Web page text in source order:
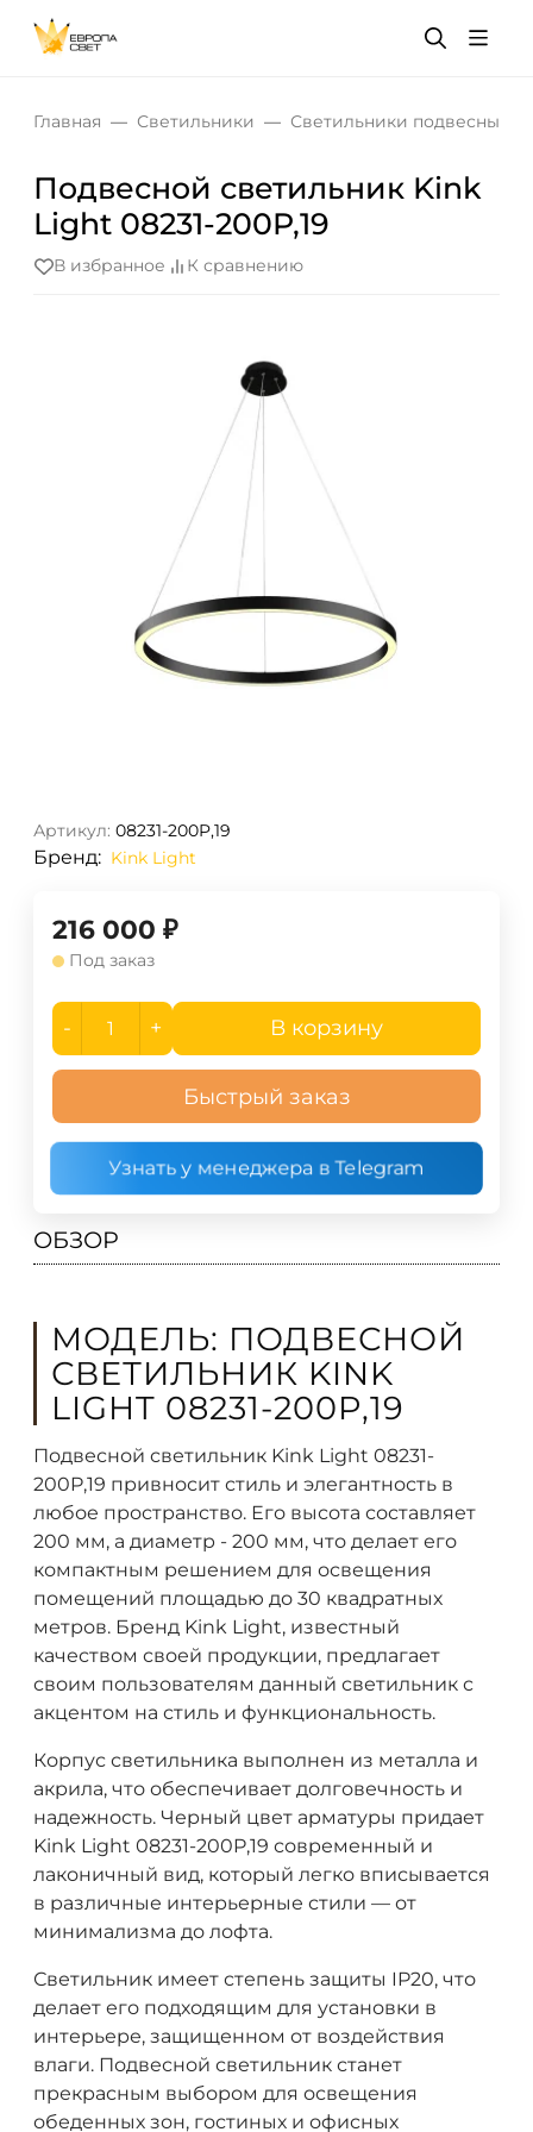
Главная Светильники Светильники подвесные
Подвесной светильник Kink
Light 08231-200P,19
В избранное К сравнению
Артикул: 08231-200P,19
Бренд: Kink Light
216 000 ₽
Под заказ
- + В корзину
Быстрый заказ
Узнать у менеджера в Telegram
ОБЗОР
МОДЕЛЬ: ПОДВЕСНОЙ
СВЕТИЛЬНИК KINK
LIGHT 08231-200P,19
Подвесной светильник Kink Light 08231-
200P,19 привносит стиль и элегантность в
любое пространство. Его высота составляет
200 мм, а диаметр - 200 мм, что делает его
компактным решением для освещения
помещений площадью до 30 квадратных
метров. Бренд Kink Light, известный
качеством своей продукции, предлагает
своим пользователям данный светильник с
акцентом на стиль и функциональность.
Корпус светильника выполнен из металла и
акрила, что обеспечивает долговечность и
надежность. Черный цвет арматуры придает
Kink Light 08231-200P,19 современный и
лаконичный вид, который легко вписывается
в различные интерьерные стили — от
минимализма до лофта.
Светильник имеет степень защиты IP20, что
делает его подходящим для установки в
интерьере, защищенном от воздействия
влаги. Подвесной светильник станет
прекрасным выбором для освещения
обеденных зон, гостиных и офисных